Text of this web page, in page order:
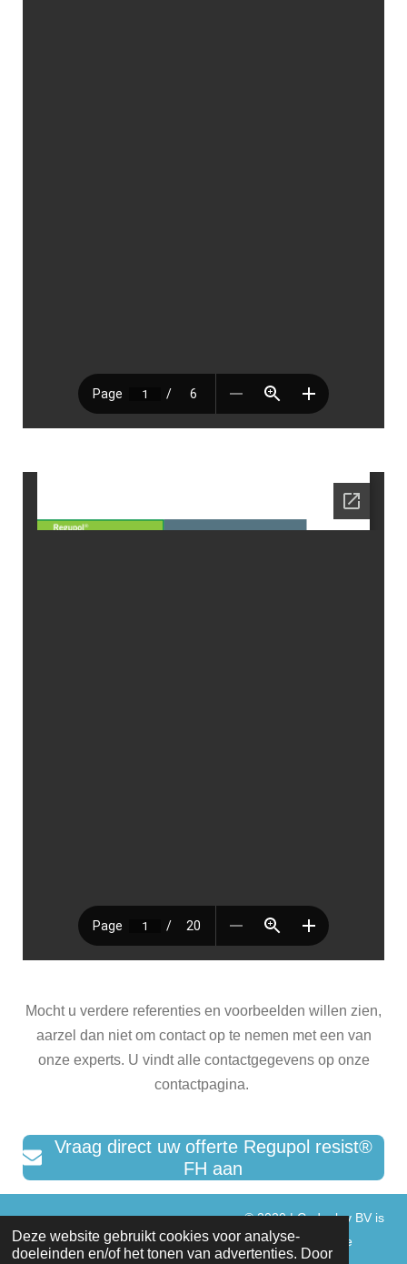
Deze website gebruikt cookies voor analyse-
doeleinden en/of het tonen van advertenties. Door
Mocht u verdere referenties en voorbeelden willen zien,
aarzel dan niet om contact op te nemen met een van
onze experts. U vindt alle contactgegevens op onze
contactpagina.
Vraag direct uw offerte Regupol resist®
FH aan
© 2020 | Codaplay BV is
de beheerder vanwww.rubberspeelvloeren.com
Alle